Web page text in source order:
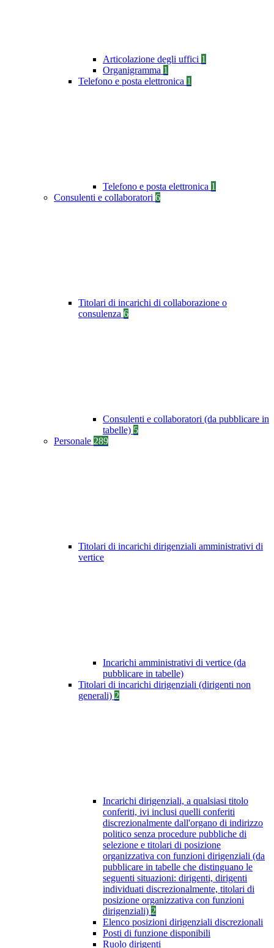
Articolazione degli uffici 1
Organigramma 1
Telefono e posta elettronica 1
Telefono e posta elettronica 1
Consulenti e collaboratori 6
Titolari di incarichi di collaborazione o
consulenza 6
Consulenti e collaboratori (da pubblicare in
tabelle) 5
Personale 289
Titolari di incarichi dirigenziali amministrativi di
vertice
Incarichi amministrativi di vertice (da
pubblicare in tabelle)
Titolari di incarichi dirigenziali (dirigenti non
generali) 2
Incarichi dirigenziali, a qualsiasi titolo
conferiti, ivi inclusi quelli conferiti
discrezionalmente dall'organo di indirizzo
politico senza procedure pubbliche di
selezione e titolari di posizione
organizzativa con funzioni dirigenziali (da
pubblicare in tabelle che distinguano le
seguenti situazioni: dirigenti, dirigenti
individuati discrezionalmente, titolari di
posizione organizzativa con funzioni
dirigenziali) 2
Elenco posizioni dirigenziali discrezionali
Posti di funzione disponibili
Ruolo dirigenti